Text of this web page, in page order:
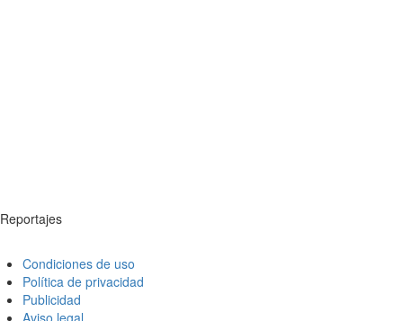
Reportajes
Condiciones de uso
Política de privacidad
Publicidad
Aviso legal